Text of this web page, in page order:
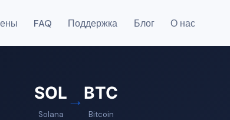
FAQ Поддержка Блог О нас
SOL
Solana
→BTC
Bitcoin